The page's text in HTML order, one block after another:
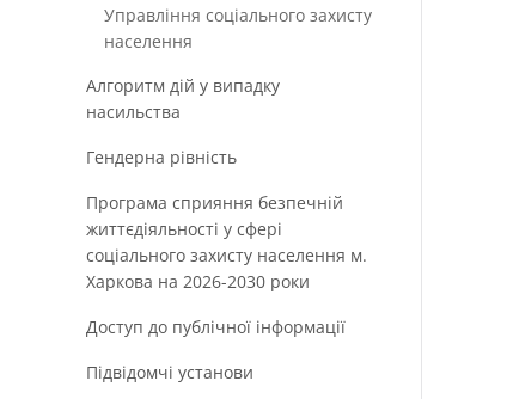
Управління соціального захисту
населення
Алгоритм дій у випадку
насильства
Гендерна рівність
Програма сприяння безпечній
життєдіяльності у сфері
соціального захисту населення м.
Харкова на 2026-2030 роки
Доступ до публічної інформації
Підвідомчі установи